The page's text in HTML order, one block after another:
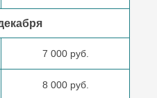
7 000 руб.
8 000 руб.